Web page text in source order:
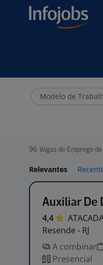
Modelo de
96 Vagas de Emprego
Relevantes
Auxiliar De
4,4
Resende - RJ
A combinar
Presencial